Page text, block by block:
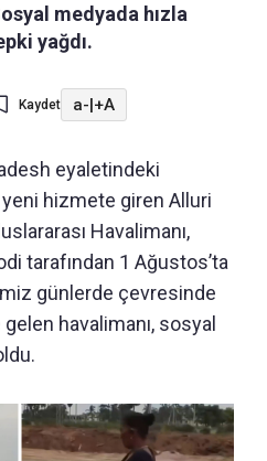
medyada hızla
yağdı.
Kaydet a-|+A
eyaletindeki
hizmete giren Alluri
Havalimanı,
tarafından 1 Ağustos’ta
günlerde çevresinde
havalimanı, sosyal